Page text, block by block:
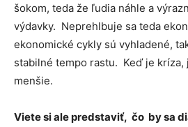
šokom, teda že ľudia náhle a
výdavky. Neprehlbuje sa teda
ekonomické cykly sú vyhladené,
stabilné tempo rastu. Keď je kríza,
menšie.
Viete si ale predstaviť, čo by sa